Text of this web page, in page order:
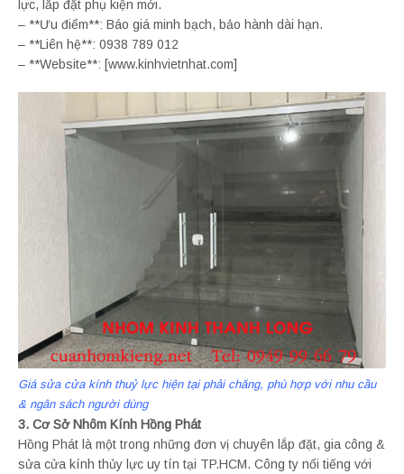
lực, lắp đặt phụ kiện mới.
– **Ưu điểm**: Báo giá minh bạch, bảo hành dài hạn.
– **Liên hệ**: 0938 789 012
– **Website**: [www.kinhvietnhat.com]
Giá sửa cửa kính thuỷ lực hiện tại phải chăng, phù hợp với nhu cầu
& ngân sách người dùng
3. Cơ Sở Nhôm Kính Hồng Phát
Hồng Phát là một trong những đơn vị chuyên lắp đặt, gia công &
sửa cửa kính thủy lực uy tín tại TP.HCM. Công ty nổi tiếng với